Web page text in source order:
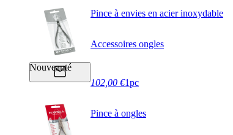
Nouveauté
Pince à envies en acier inoxydable
Accessoires ongles
102,00 €1pc
Pince à ongles